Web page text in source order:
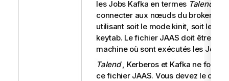
les Jobs Kafka en termes Talend
connecter aux nœuds du broker
utilisant soit le mode kinit, soit le
keytab. Le fichier JAAS doit être
machine où sont exécutés les Jobs.
Talend , Kerberos et Kafka ne
ce fichier JAAS. Vous devez le créer